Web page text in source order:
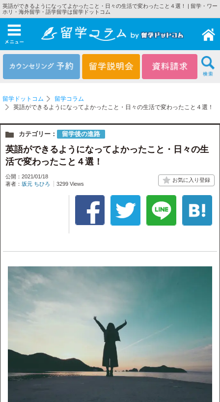
英語ができるようになってよかったこと・日々の生活で変わったこと４選！ | 留学・ワー
ホリ・海外留学・語学留学は留学ドットコム
メニュー
留学ドットコム
留学コラム
英語ができるようになってよかったこと・日々の生活で変わったこと４選！
カテゴリー： 留学後の進路
英語ができるようになってよかったこと・日々の生
活で変わったこと４選！
公開：2021/01/18
著者： 坂元 ちひろ 3299 Views